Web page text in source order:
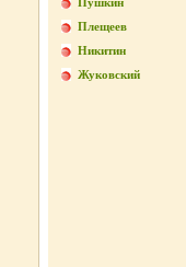
Плещеев
Никитин
Жуковский